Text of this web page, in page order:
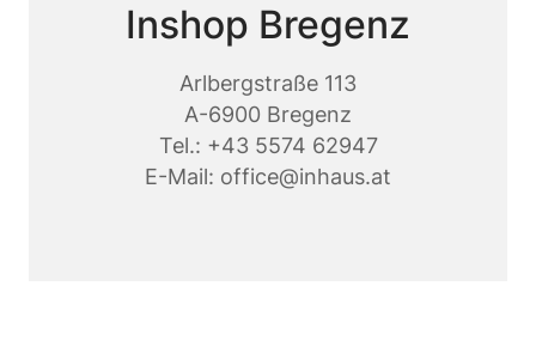
Inshop Bregenz
Arlbergstraße 113
A-6900 Bregenz
Tel.: +43 5574 62947
E-Mail: office@inhaus.at